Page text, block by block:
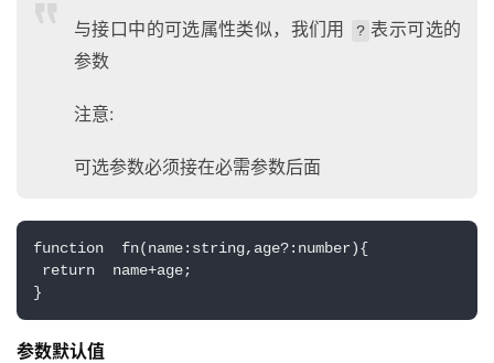
与接口中的可选属性类似，我们用 ? 表示可选的
参数
注意:
可选参数必须接在必需参数后面
function  fn(name:string,age?:number){
return  name+age;
}
参数默认值